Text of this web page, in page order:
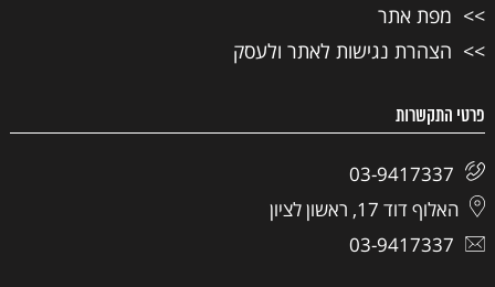
מפת אתר
הצהרת נגישות לאתר ולעסק
פרטי התקשרות
03-9417337
האלוף דוד 17, ראשון לציון
03-9417337